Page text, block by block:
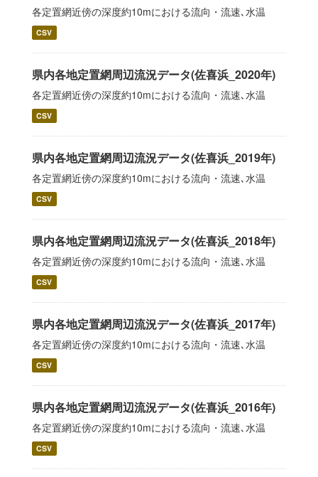
各定置網近傍の深度約10mにおける流向・流速､水温
CSV
県内各地定置網周辺流況データ(佐喜浜_2020年)
各定置網近傍の深度約10mにおける流向・流速､水温
CSV
県内各地定置網周辺流況データ(佐喜浜_2019年)
各定置網近傍の深度約10mにおける流向・流速､水温
CSV
県内各地定置網周辺流況データ(佐喜浜_2018年)
各定置網近傍の深度約10mにおける流向・流速､水温
CSV
県内各地定置網周辺流況データ(佐喜浜_2017年)
各定置網近傍の深度約10mにおける流向・流速､水温
CSV
県内各地定置網周辺流況データ(佐喜浜_2016年)
各定置網近傍の深度約10mにおける流向・流速､水温
CSV